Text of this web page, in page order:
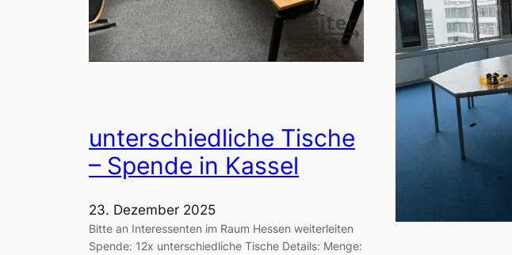
unterschiedliche Tische
– Spende in Kassel
23. Dezember 2025
Bitte an Interessenten im Raum Hessen weiterleiten
Spende: 12x unterschiedliche Tische Details: Menge: